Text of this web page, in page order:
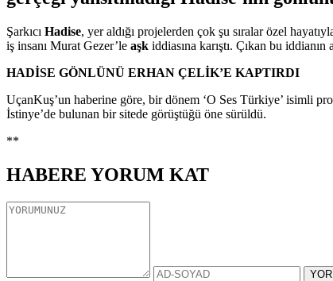
Şarkıcı Hadise, yer aldığı projelerden çok şu sıralar özel
iş insanı Murat Gezer’le aşk iddiasına karıştı. Çıkan bu
HADİSE GÖNLÜNÜ ERHAN ÇELİK’E KAPTIRDI
UçanKuş’un haberine göre, bir dönem ‘O Ses Türkiye’ isimli
İstinye’de bulunan bir sitede görüştüğü öne sürüldü.
**
HABERE YORUM KAT